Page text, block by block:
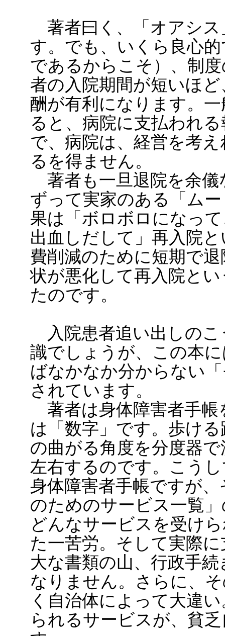
著者曰く、「オアシス
す。でも、いくら良心
であるからこそ）、制
者の入院期間が短いほ
酬が有利になります。
ると、病院に支払われ
で、病院は、経営を考
るを得ません。
著者も一旦退院を余儀
ずって実家のある「ム
果は「ボロボロになっ
出血しだして」再入院
費削減のために短期で
状が悪化して再入院と
たのです。
入院患者追い出しのこ
識でしょうが、この本
ばなかなか分からない
されています。
著者は身体障害者手帳
は「数字」です。歩け
の曲がる角度を分度器
左右するのです。こう
身体障害者手帳ですが
のためのサービス一覧
どんなサービスを受け
た一苦労。そして実際
大な書類の山、行政手
なりません。さらに、
く自治体によって大違
られるサービスが、貧